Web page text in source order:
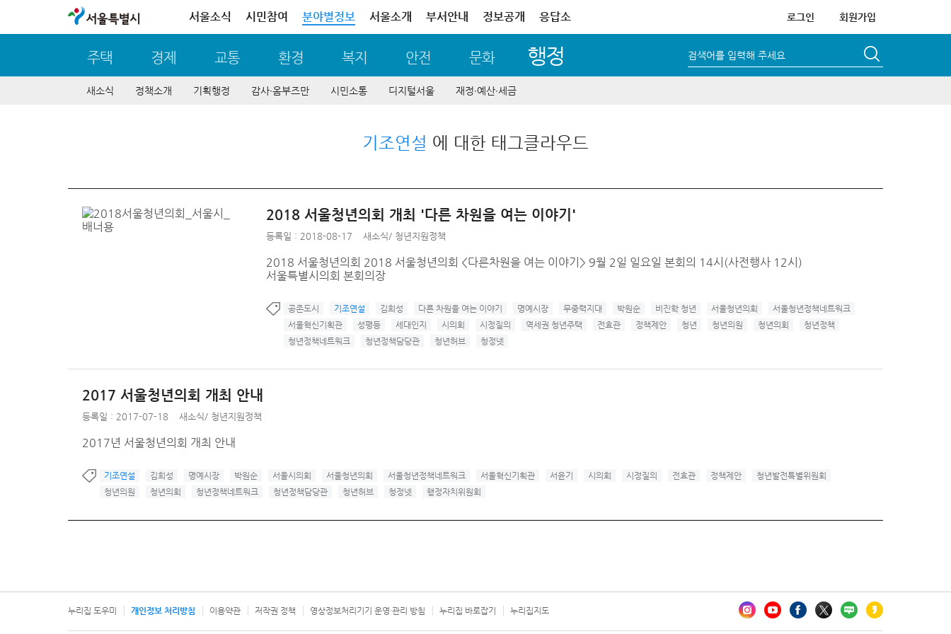
서울특별시 서울소식 시민참여 분야별정보 서울소개 부서안내 정보공개 응답소 로그인 회원가입
주택 경제 교통 환경 복지 안전 문화 행정 검색어를 입력해 주세요
새소식 정책소개 기획행정 감사∙옴부즈만 시민소통 디지털서울 재정∙예산∙세금
기조연설 에 대한 태그클라우드
2018 서울청년의회 개최 '다른 차원을 여는 이야기'
등록일 : 2018-08-17 새소식/ 청년지원정책
2018 서울청년의회 2018 서울청년의회 <다른차원을 여는 이야기> 9월 2일 일요일 본회의 14시(사전행사 12시)
서울특별시의회 본회의장
공존도시 기조연설 김희성 다른 차원을 여는 이야기 명예시장 무중력지대 박원순 비진학 청년 서울청년의회
서울청년정책네트워크
서울혁신기획관
성평등 세대인지 시의회 시정질의 역세권 청년주택 전효관 정책제안 청년 청년의원 청년의회
청년정책
청년정책네트워크
청년정책담당관 청년허브 청정넷
2017 서울청년의회 개최 안내
등록일 : 2017-07-18 새소식/ 청년지원정책
2017년 서울청년의회 개최 안내
기조연설 김희성 명예시장 박원순 서울시의회 서울청년의회 서울청년정책네트워크 서울혁신기획관 서윤기 시의회 시정질의 전효관 정책제안
청년발전특별위원회
청년의원
청년의회 청년정책네트워크 청년정책담당관 청년허브 청정넷 행정자치위원회
누리집 도우미 개인정보 처리방침 이용약관 저작권 정책 영상정보처리기기 운영·관리 방침 누리집 바로잡기 누리집지도